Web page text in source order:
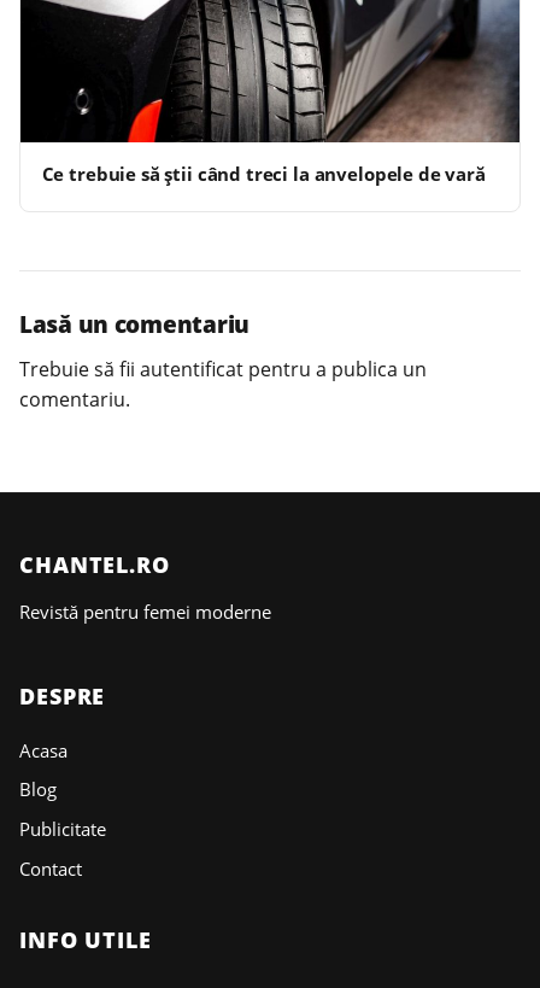
Ce trebuie să știi când treci la anvelopele de vară
Lasă un comentariu
Trebuie să fii autentificat pentru a publica un
comentariu.
CHANTEL.RO
Revistă pentru femei moderne
DESPRE
Acasa
Blog
Publicitate
Contact
INFO UTILE